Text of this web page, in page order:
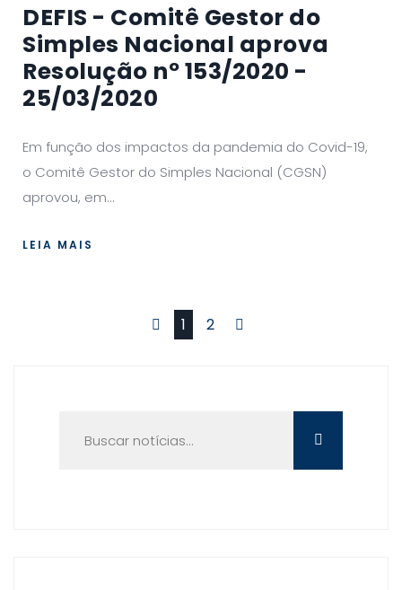
DEFIS - Comitê Gestor do
Simples Nacional aprova
Resolução nº 153/2020 -
25/03/2020
Em função dos impactos da pandemia do Covid-19,
o Comitê Gestor do Simples Nacional (CGSN)
aprovou, em...
LEIA MAIS
Primeiro
1 2